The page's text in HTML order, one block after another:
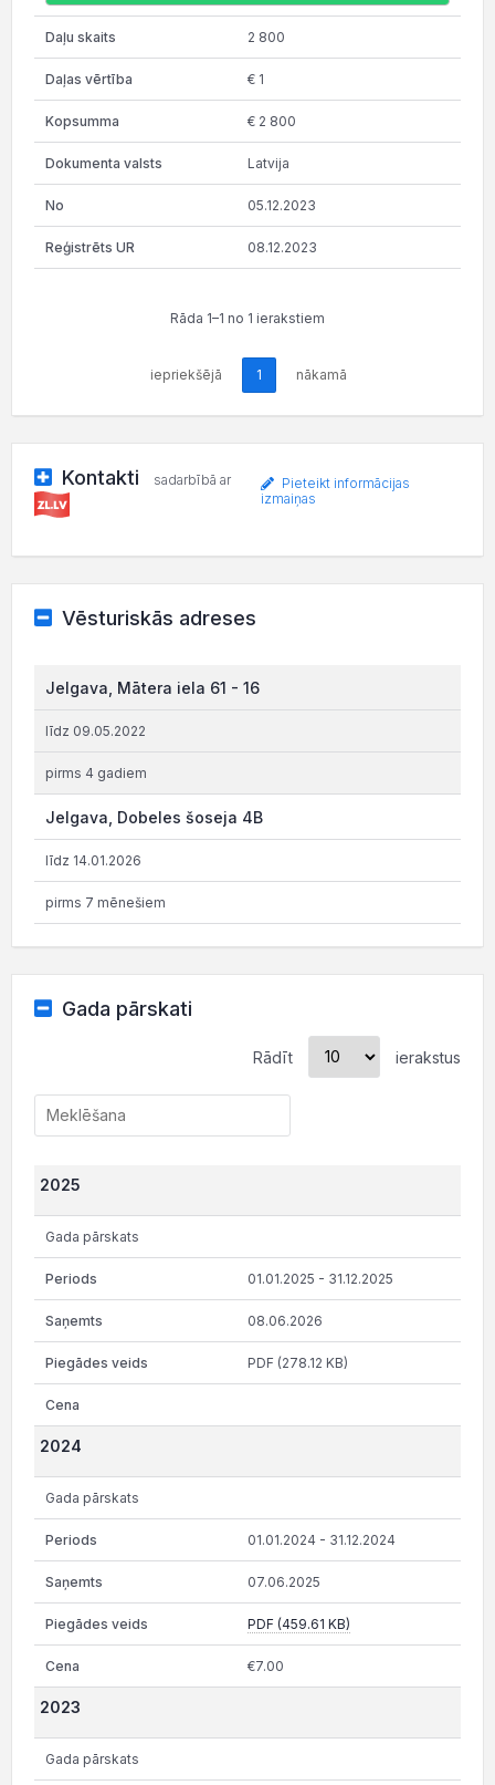
2 800
€ 1
€ 2 800
Latvija
05.12.2023
08.12.2023
Rāda 1–1 no 1 ierakstiem
iepriekšējā 1 nākamā
Kontakti sadarbībā ar
Pieteikt informācijas
izmaiņas
Vēsturiskās adreses
Jelgava, Mātera iela 61 - 16
līdz 09.05.2022
pirms 4 gadiem
Jelgava, Dobeles šoseja 4B
līdz 14.01.2026
pirms 7 mēnešiem
Gada pārskati
Rādīt ierakstus
2025
Gada pārskats
01.01.2025 - 31.12.2025
08.06.2026
PDF (278.12 KB)
2024
Gada pārskats
01.01.2024 - 31.12.2024
07.06.2025
PDF (459.61 KB)
€7.00
2023
Gada pārskats